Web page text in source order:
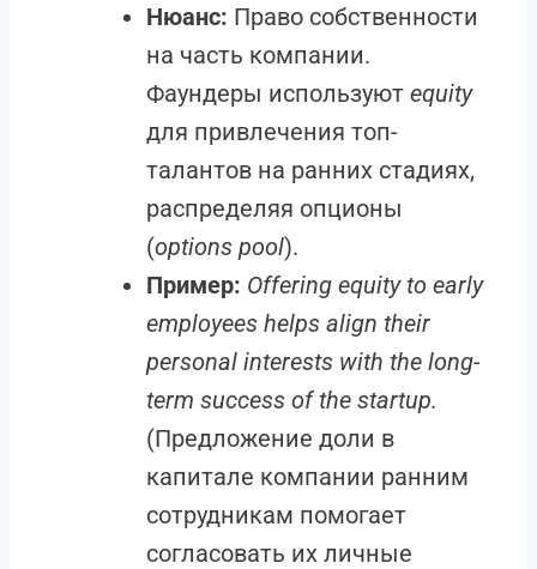
Нюанс: Право собственности
на часть компании.
Фаундеры используют equity
для привлечения топ-
талантов на ранних стадиях,
распределяя опционы
(options pool).
Пример: Offering equity to early
employees helps align their
personal interests with the long-
term success of the startup.
(Предложение доли в
капитале компании ранним
сотрудникам помогает
согласовать их личные